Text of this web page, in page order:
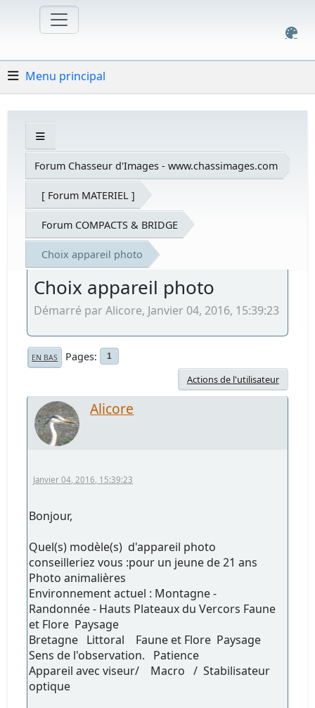
Menu principal
Forum Chasseur d'Images - www.chassimages.com
[ Forum MATERIEL ]
Forum COMPACTS & BRIDGE
Choix appareil photo
Choix appareil photo
Démarré par Alicore, Janvier 04, 2016, 15:39:23
EN BAS Pages 1
Actions de l'utilisateur
Alicore
Janvier 04, 2016, 15:39:23
Bonjour,
Quel(s) modèle(s) d'appareil photo
conseilleriez vous :pour un jeune de 21 ans
Photo animalières
Environnement actuel : Montagne -
Randonnée - Hauts Plateaux du Vercors Faune
et Flore Paysage
Bretagne Littoral Faune et Flore Paysage
Sens de l'observation. Patience
Appareil avec viseur/ Macro / Stabilisateur
optique